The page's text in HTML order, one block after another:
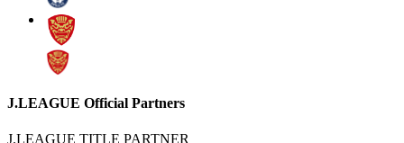
J.LEAGUE Official Partners
J.LEAGUE TITLE PARTNER